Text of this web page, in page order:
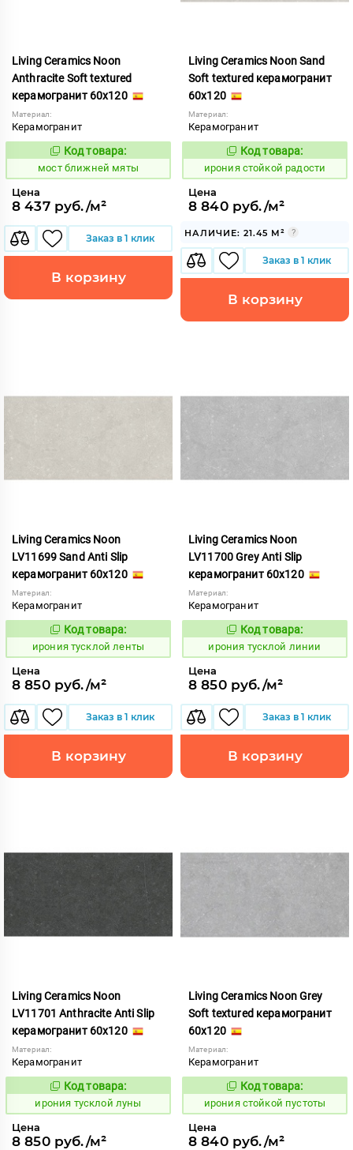
Living Ceramics Noon
Anthracite Soft textured
керамогранит 60x120
Материал:
Керамогранит
1016306
Код товара:
мост ближней мяты
Цена
8 437 руб./м²
Заказ в 1 клик
В корзину
Living Ceramics Noon Sand
Soft textured керамогранит
60x120
Материал:
Керамогранит
1106077
Код товара:
ирония стойкой радости
Цена
8 840 руб./м²
НАЛИЧИЕ: 21.45 М²
Заказ в 1 клик
В корзину
Living Ceramics Noon
LV11699 Sand Anti Slip
керамогранит 60x120
Материал:
Керамогранит
1107043
Код товара:
ирония тусклой ленты
Цена
8 850 руб./м²
Заказ в 1 клик
В корзину
Living Ceramics Noon
LV11700 Grey Anti Slip
керамогранит 60x120
Материал:
Керамогранит
1107044
Код товара:
ирония тусклой линии
Цена
8 850 руб./м²
Заказ в 1 клик
В корзину
Living Ceramics Noon
LV11701 Anthracite Anti Slip
керамогранит 60x120
Материал:
Керамогранит
1107045
Код товара:
ирония тусклой луны
Цена
8 850 руб./м²
Living Ceramics Noon Grey
Soft textured керамогранит
60x120
Материал:
Керамогранит
1106074
Код товара:
ирония стойкой пустоты
Цена
8 840 руб./м²